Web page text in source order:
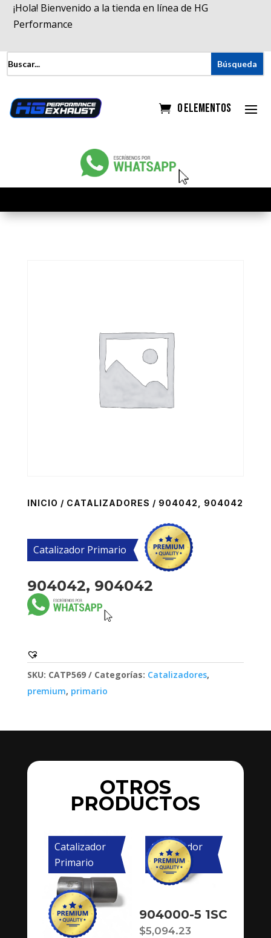
¡Hola! Bienvenido a la tienda en línea de HG
Performance
0 elementos
INICIO / CATALIZADORES / 904042, 904042
Catalizador Primario
904042, 904042
SKU: CATP569 Categorías: Catalizadores,
premium, primario
OTROS
PRODUCTOS
Catalizador
Primario
Catalizador
Primario
904000-5 1SC
$5,094.23